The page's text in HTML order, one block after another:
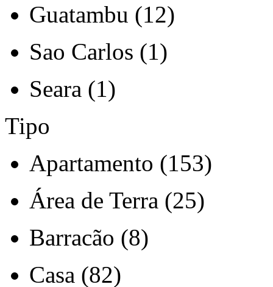
Guatambu (12)
Sao Carlos (1)
Seara (1)
Tipo
Apartamento (153)
Área de Terra (25)
Barracão (8)
Casa (82)